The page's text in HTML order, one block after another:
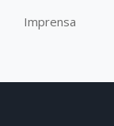
Imprensa